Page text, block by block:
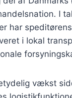
I
har
i lokal
vækst